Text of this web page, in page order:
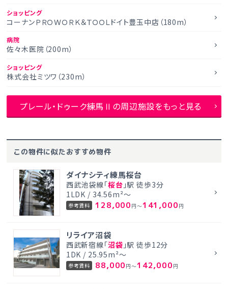
ショッピング
コーナンＰＲＯＷＯＲＫ＆ＴＯＯＬドイト豊玉中店（180m）
病院
佐々木医院（200m）
ショッピング
株式会社ミツワ（230m）
プレール・ドゥーク練馬Ⅱの周辺施設をもっと見る
この物件に似たおすすめ物件
ダイナシティ練馬桜台
西武池袋線「桜台 」駅 徒歩3分
1LDK / 34.56m²～
参考賃料 128,000 円～141,000 円
リライア沼袋
西武新宿線「沼袋 」駅 徒歩12分
1DK / 25.95m²～
参考賃料 88,000 円～142,000 円